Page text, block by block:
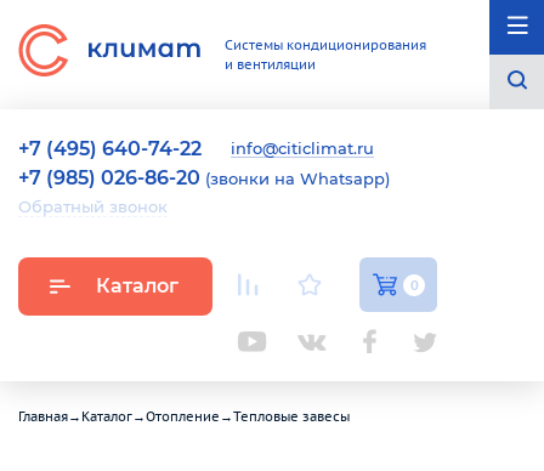
Системы кондиционирования
и вентиляции
+7 (495) 640-74-22 info@citiclimat.ru
+7 (985) 026-86-20 (звонки на Whatsapp)
Обратный звонок
Каталог 0
Главная→ Каталог→Отопление →Тепловые завесы